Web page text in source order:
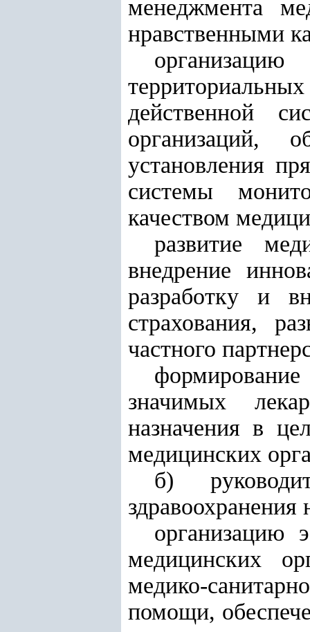
менеджмента
нравственными
действенной
организаций,
установления
системы
качеством
развитие
внедрение
разработку и
страхования,
частного
значимых
назначения в
медицинских
б)
здравоохранения
организацию
медицинских
медико-
помощи,